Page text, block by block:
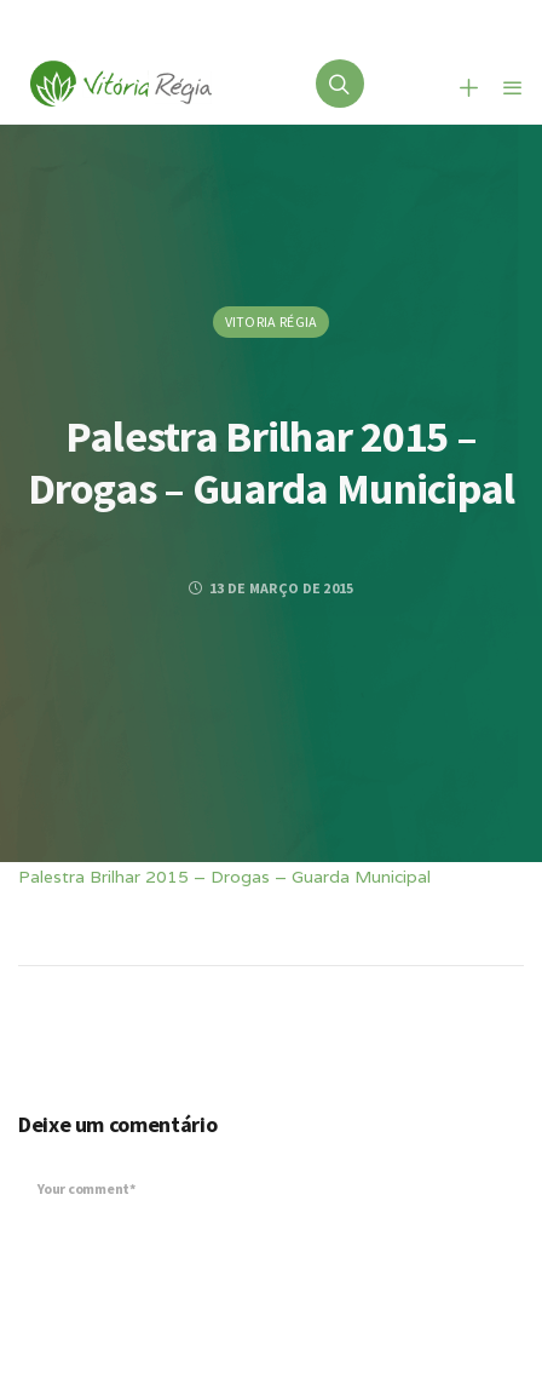
VITORIA RÉGIA
Palestra Brilhar 2015 –
Drogas – Guarda Municipal
13 DE MARÇO DE 2015
Palestra Brilhar 2015 – Drogas – Guarda Municipal
Deixe um comentário
Your comment*